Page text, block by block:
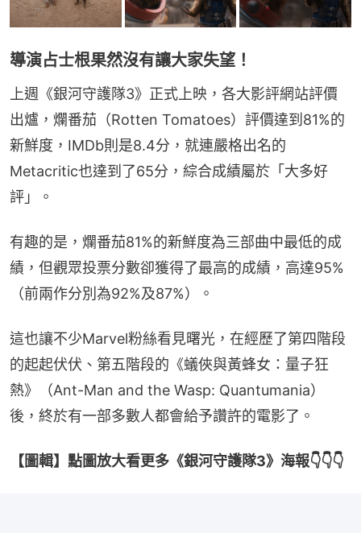
導演占士根果然沒有讓大家失望！
上週《銀河守護隊3》正式上映，各大影評網站評價
出爐，爛番茄（Rotten Tomatoes）評價達到81%的
新鮮度，IMDb則是8.4分，就連嚴格出名的
Metacritic也達到了65分，綜合成績屬於「大多好
評」。
有趣的是，爛番茄81%的新鮮度為三部曲中最低的成
績，但觀眾投票分數卻獲得了最高的成績，高達95%
（前兩作分別為92%及87%）。
這也讓不少Marvel粉絲看見曙光，在經歷了第四階段
的起起伏伏、第五階段的《蟻俠與黃蜂女：量子狂
熱》（Ant-Man and the Wasp: Quantumania）
後，終於有一部多數人都會給予讚許的電影了。
【圖輯】點圖放大看更多《銀河守護隊3》海報👇👇👇